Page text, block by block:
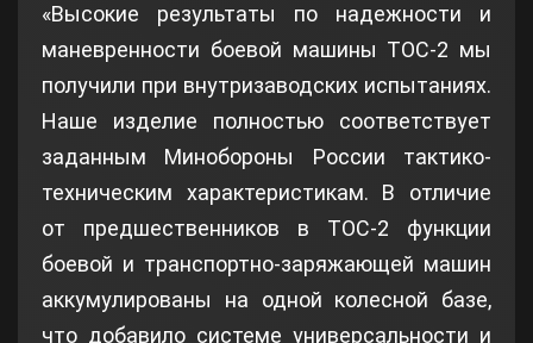
«Высокие результаты по надежности и
маневренности боевой машины ТОС-2 мы
получили при внутризаводских испытаниях.
Наше изделие полностью соответствует
заданным Минобороны России тактико-
техническим характеристикам. В отличие
от предшественников в ТОС-2 функции
боевой и транспортно-заряжающей машин
аккумулированы на одной колесной базе,
что добавило системе универсальности и